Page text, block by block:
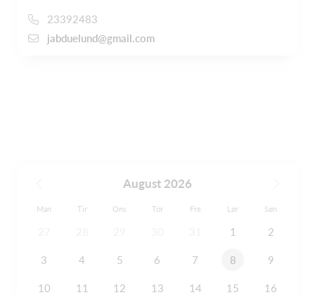
23392483
jabduelund@gmail.com
August 2026
Man Tir Ons Tor Fre Lør Søn
1 2
3 4 5 6 7 8 9
10 11 12 13 14 15 16